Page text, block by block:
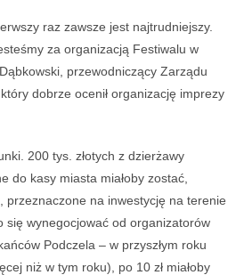
raz zawsze jest najtrudniejszy.
za organizacją Festiwalu w
przewodniczący Zarządu
dobrze ocenił organizację imprezy
200 tys. złotych z dzierżawy
do kasy miasta miałoby zostać,
przeznaczone na inwestycję na terenie
się wynegocjować od organizatorów
Podczela – w przyszłym roku
niż w tym roku), po 10 zł miałoby